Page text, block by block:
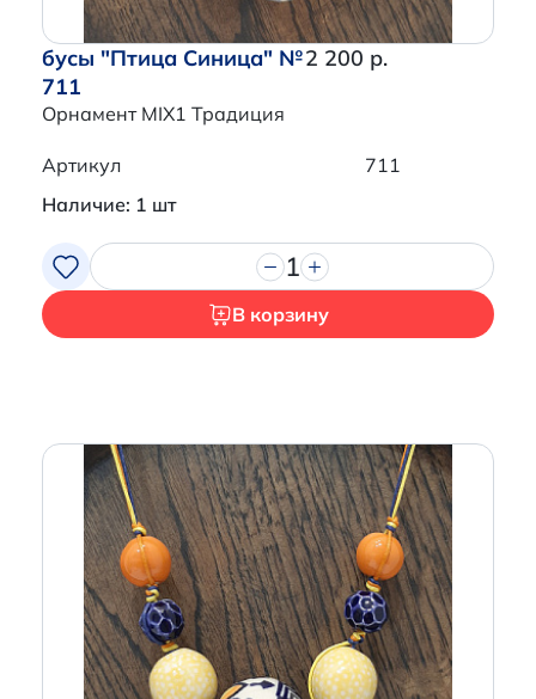
бусы "Птица Синица" №
711
Орнамент MIX1 Традиция
2 200 р.
Артикул
711
Наличие: 1 шт
1
В корзину